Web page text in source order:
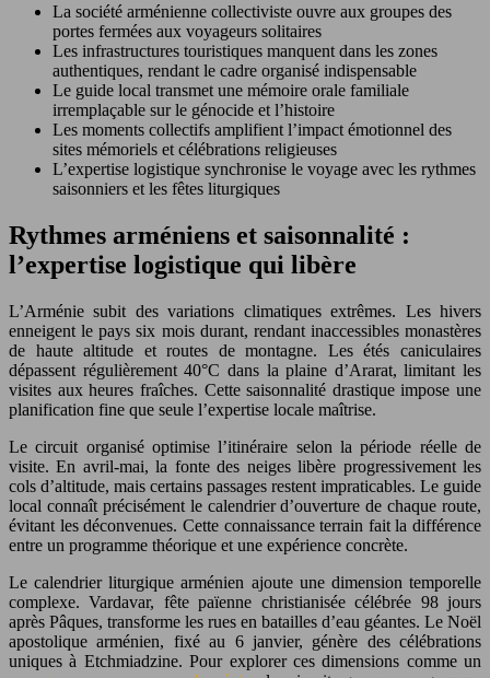
La société arménienne collectiviste ouvre aux groupes des
portes fermées aux voyageurs solitaires
Les infrastructures touristiques manquent dans les zones
authentiques, rendant le cadre organisé indispensable
Le guide local transmet une mémoire orale familiale
irremplaçable sur le génocide et l’histoire
Les moments collectifs amplifient l’impact émotionnel des
sites mémoriels et célébrations religieuses
L’expertise logistique synchronise le voyage avec les rythmes
saisonniers et les fêtes liturgiques
Rythmes arméniens et saisonnalité :
l’expertise logistique qui libère
L’Arménie subit des variations climatiques extrêmes. Les hivers
enneigent le pays six mois durant, rendant inaccessibles monastères
de haute altitude et routes de montagne. Les étés caniculaires
dépassent régulièrement 40°C dans la plaine d’Ararat, limitant les
visites aux heures fraîches. Cette saisonnalité drastique impose une
planification fine que seule l’expertise locale maîtrise.
Le circuit organisé optimise l’itinéraire selon la période réelle de
visite. En avril-mai, la fonte des neiges libère progressivement les
cols d’altitude, mais certains passages restent impraticables. Le guide
local connaît précisément le calendrier d’ouverture de chaque route,
évitant les déconvenues. Cette connaissance terrain fait la différence
entre un programme théorique et une expérience concrète.
Le calendrier liturgique arménien ajoute une dimension temporelle
complexe. Vardavar, fête païenne christianisée célébrée 98 jours
après Pâques, transforme les rues en batailles d’eau géantes. Le Noël
apostolique arménien, fixé au 6 janvier, génère des célébrations
uniques à Etchmiadzine. Pour explorer ces dimensions comme un